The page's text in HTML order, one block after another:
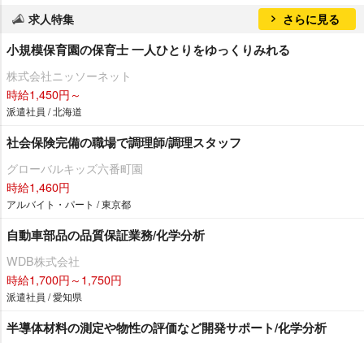
求人特集 さらに見る
小規模保育園の保育士 一人ひとりをゆっくりみれる
株式会社ニッソーネット
時給1,450円～
派遣社員 / 北海道
社会保険完備の職場で調理師/調理スタッフ
グローバルキッズ六番町園
時給1,460円
アルバイト・パート / 東京都
自動車部品の品質保証業務/化学分析
WDB株式会社
時給1,700円～1,750円
派遣社員 / 愛知県
半導体材料の測定や物性の評価など開発サポート/化学分析